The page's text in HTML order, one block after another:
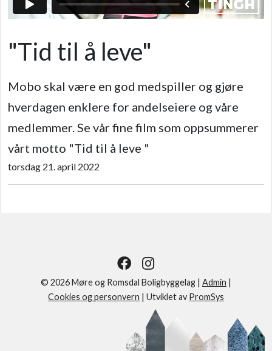
"Tid til å leve"
Mobo skal være en god medspiller og gjøre
hverdagen enklere for andelseiere og våre
medlemmer. Se vår fine film som oppsummerer
vårt motto "Tid til å leve "
torsdag 21. april 2022
© 2026 Møre og Romsdal Boligbyggelag | Admin |
Cookies og personvern | Utviklet av PromSys